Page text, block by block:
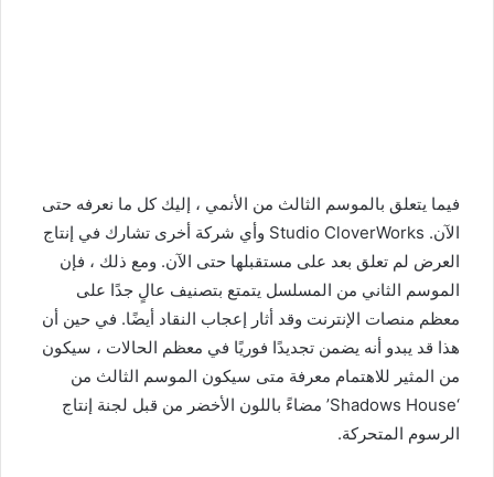
فيما يتعلق بالموسم الثالث من الأنمي ، إليك كل ما نعرفه حتى
الآن. Studio CloverWorks وأي شركة أخرى تشارك في إنتاج
العرض لم تعلق بعد على مستقبلها حتى الآن. ومع ذلك ، فإن
الموسم الثاني من المسلسل يتمتع بتصنيف عالٍ جدًا على
معظم منصات الإنترنت وقد أثار إعجاب النقاد أيضًا. في حين أن
هذا قد يبدو أنه يضمن تجديدًا فوريًا في معظم الحالات ، سيكون
من المثير للاهتمام معرفة متى سيكون الموسم الثالث من
‘Shadows House’ مضاءً باللون الأخضر من قبل لجنة إنتاج
الرسوم المتحركة.